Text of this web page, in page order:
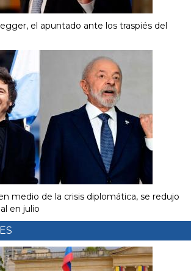
el apuntado ante los traspiés del
medio de la crisis diplomática, se redujo
en julio